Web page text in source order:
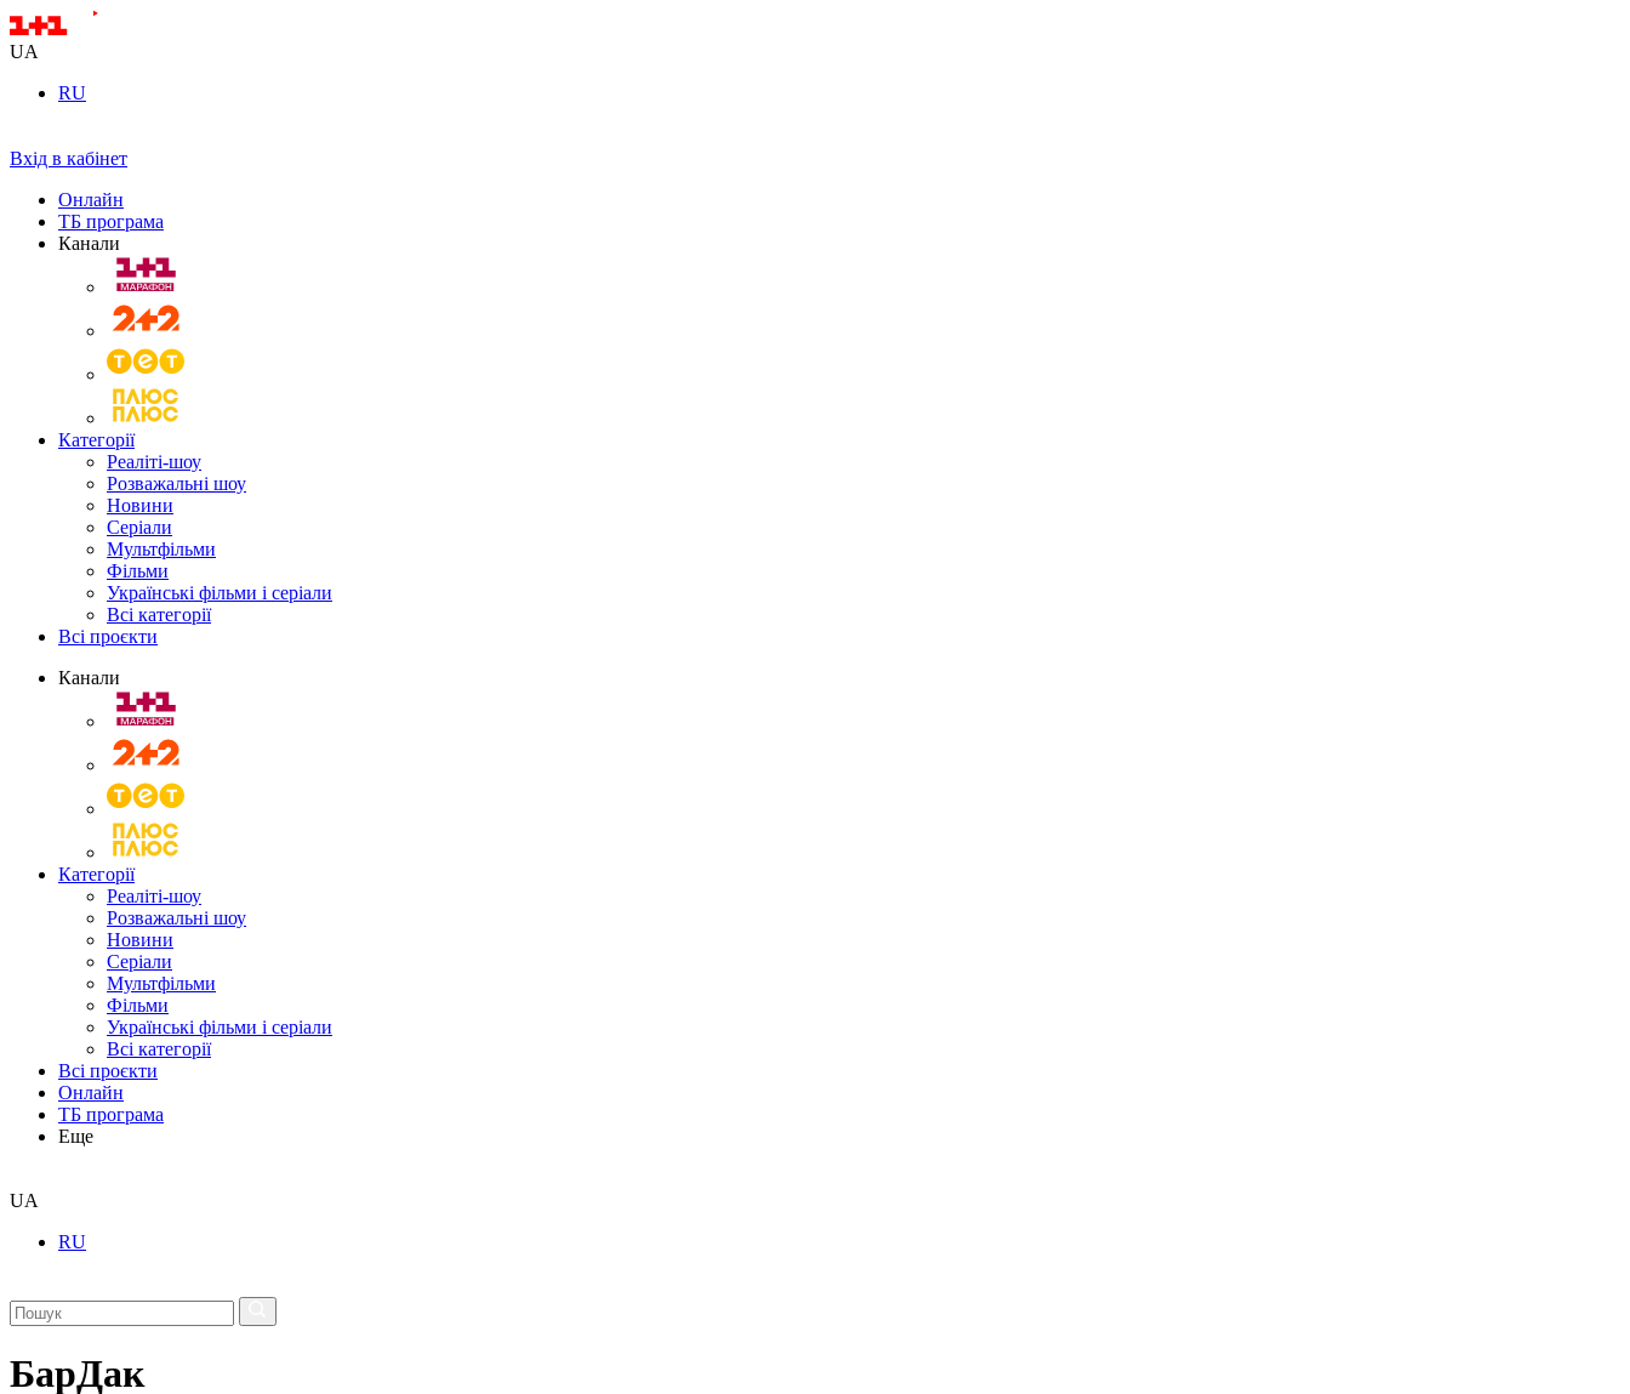
UA
RU
Вхід в кабінет
Онлайн
ТБ програма
Канали
Категорії
Реаліті-шоу
Розважальні шоу
Новини
Серіали
Мультфільми
Фільми
Українські фільми і серіали
Всі категорії
Всі проєкти
Канали
Категорії
Реаліті-шоу
Розважальні шоу
Новини
Серіали
Мультфільми
Фільми
Українські фільми і серіали
Всі категорії
Всі проєкти
Онлайн
ТБ програма
Еще
UA
RU
БарДак